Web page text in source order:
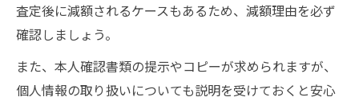
査定後に減額されるケースもあるため、減額理由を必ず
確認しましょう。
また、本人確認書類の提示やコピーが求められますが、
個人情報の取り扱いについても説明を受けておくと安心